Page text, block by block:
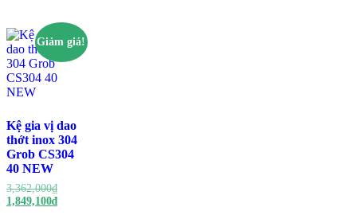
Giảm giá!
Kệ gia vị dao
thớt inox 304
Grob CS304
40 NEW
3,362,000₫
1,849,100₫